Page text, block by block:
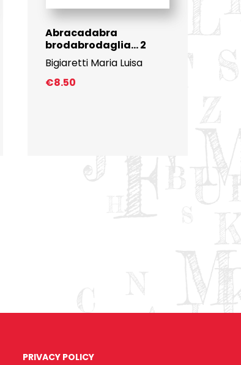
Abracadabra
brodabrodaglia… 2
Bigiaretti Maria Luisa
€8.50
PRIVACY POLICY